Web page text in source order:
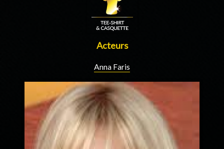
Acteurs
Anna Faris